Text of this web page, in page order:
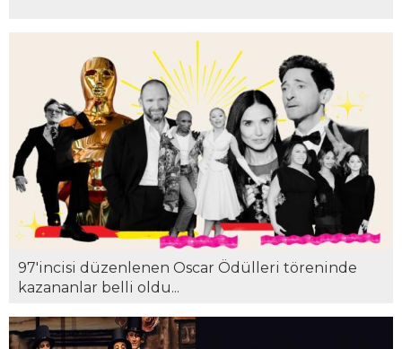
97'incisi düzenlenen Oscar Ödülleri töreninde
kazananlar belli oldu...